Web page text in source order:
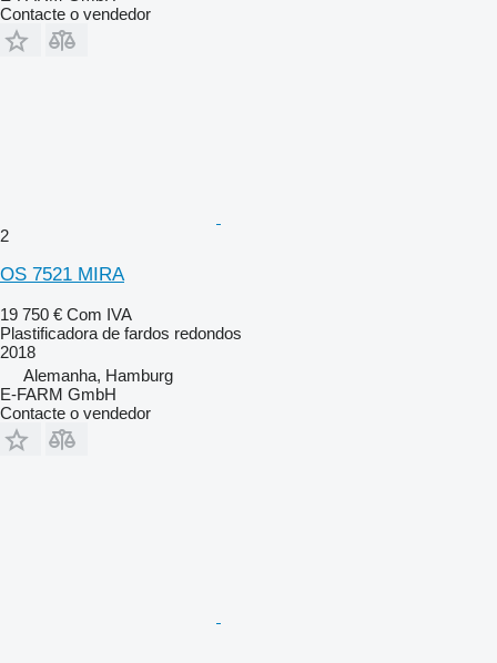
Contacte o vendedor
2
OS 7521 MIRA
19 750 € Com IVA
Plastificadora de fardos redondos
2018
Alemanha, Hamburg
E-FARM GmbH
Contacte o vendedor